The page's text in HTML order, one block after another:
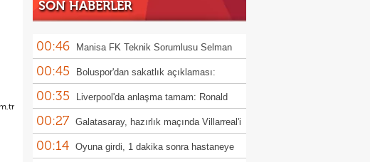
SON HABERLER
00:46 Manisa FK Teknik Sorumlusu Selman
Coşkun'dan galibiyet yorumu
00:45 Boluspor'dan sakatlık açıklaması:
"Fibula kemiği kırıldı"
00:35 Liverpool'da anlaşma tamam: Ronald
Araujo
00:27 Galatasaray, hazırlık maçında Villarreal'i
konuk edecek
00:14 Oyuna girdi, 1 dakika sonra hastaneye